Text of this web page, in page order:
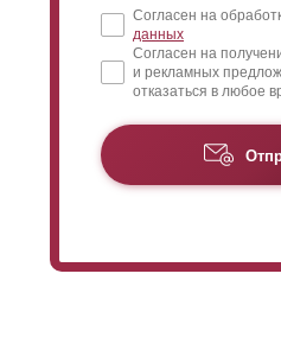
Согласен на
данных
Согласен на
и рекламных
отказаться в любое